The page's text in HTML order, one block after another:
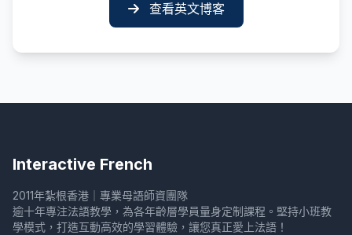
查看英文博客
Interactive French
2011年紮根香港｜專業母語師資團隊
逾十年專注法語教學，為各年齡層學員量身定制課程。堅持小班教
學模式，打造互動高效的學習體驗，讓您真正愛上法語！